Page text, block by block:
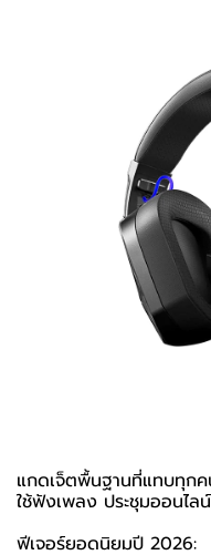
แกดเจ็ตพื้นฐานที่แทบทุก
ใช้ฟังเพลง ประชุมออนไ
ฟีเจอร์ยอดนิยมปี 2026: